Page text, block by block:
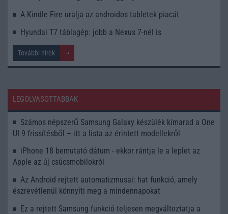
A Kindle Fire uralja az androidos tabletek piacát
Hyundai T7 táblagép: jobb a Nexus 7-nél is
További hírek
LEGOLVASOTTABBAK
Számos népszerű Samsung Galaxy készülék kimarad a One
UI 9 frissítésből – itt a lista az érintett modellekről
iPhone 18 bemutató dátum - ekkor rántja le a leplet az
Apple az új csúcsmobilokról
Az Android rejtett automatizmusai: hat funkció, amely
észrevétlenül könnyíti meg a mindennapokat
Ez a rejtett Samsung funkció teljesen megváltoztatja a